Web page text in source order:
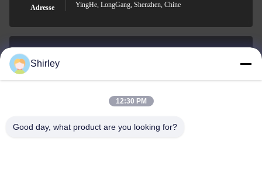
Adresse
YingHe, LongGang, Shenzhen, Chine
0086-18148506772
Shirley
12:30 PM
Good day, what product are you looking for?